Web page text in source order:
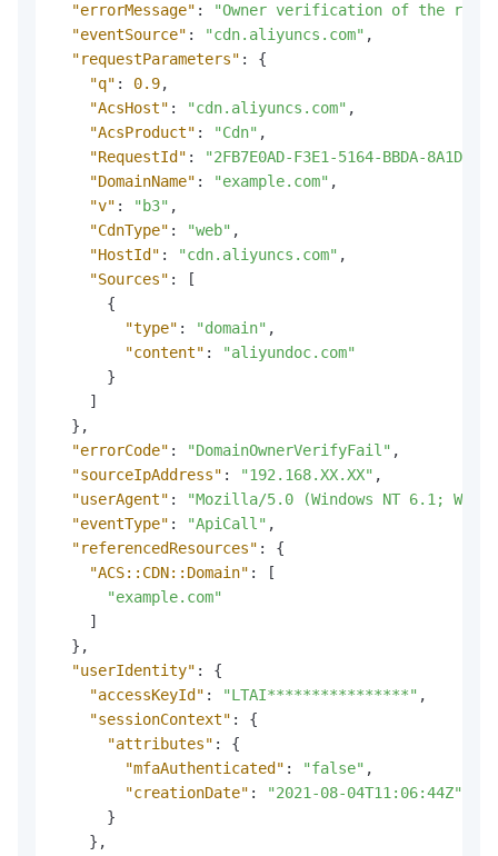
"errorMessage" :
"Owner verification of the root
"eventSource" : "cdn.aliyuncs.com" ,
"requestParameters" :
{
"q" : 0.9,
"AcsHost" : "cdn.aliyuncs.com" ,
"AcsProduct" : "Cdn" ,
"RequestId" :
"2FB7E0AD-F3E1-5164-BBDA-
"DomainName" : "example.com" ,
"v" : "b3" ,
"CdnType" : "web" ,
"HostId" : "cdn.aliyuncs.com" ,
"Sources" :
[
{
"type" : "domain" ,
"content" :
"aliyundoc.com"
}
]
} ,
"errorCode" : "DomainOwnerVerifyFail" ,
"sourceIpAddress" : "192.168.XX.XX" ,
"userAgent" :
"Mozilla/5.0 (Windows NT 6.1;
"eventType" : "ApiCall" ,
"referencedResources" :
{
"ACS::CDN::Domain" :
[
"example.com"
]
} ,
"userIdentity" :
{
"accessKeyId" : "LTAI****************" ,
"sessionContext" :
{
"attributes" :
{
"mfaAuthenticated" : "false" ,
"creationDate" :
"2021-08-04T11:06:44Z"
}
} ,